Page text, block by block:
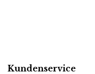
Kundenservice